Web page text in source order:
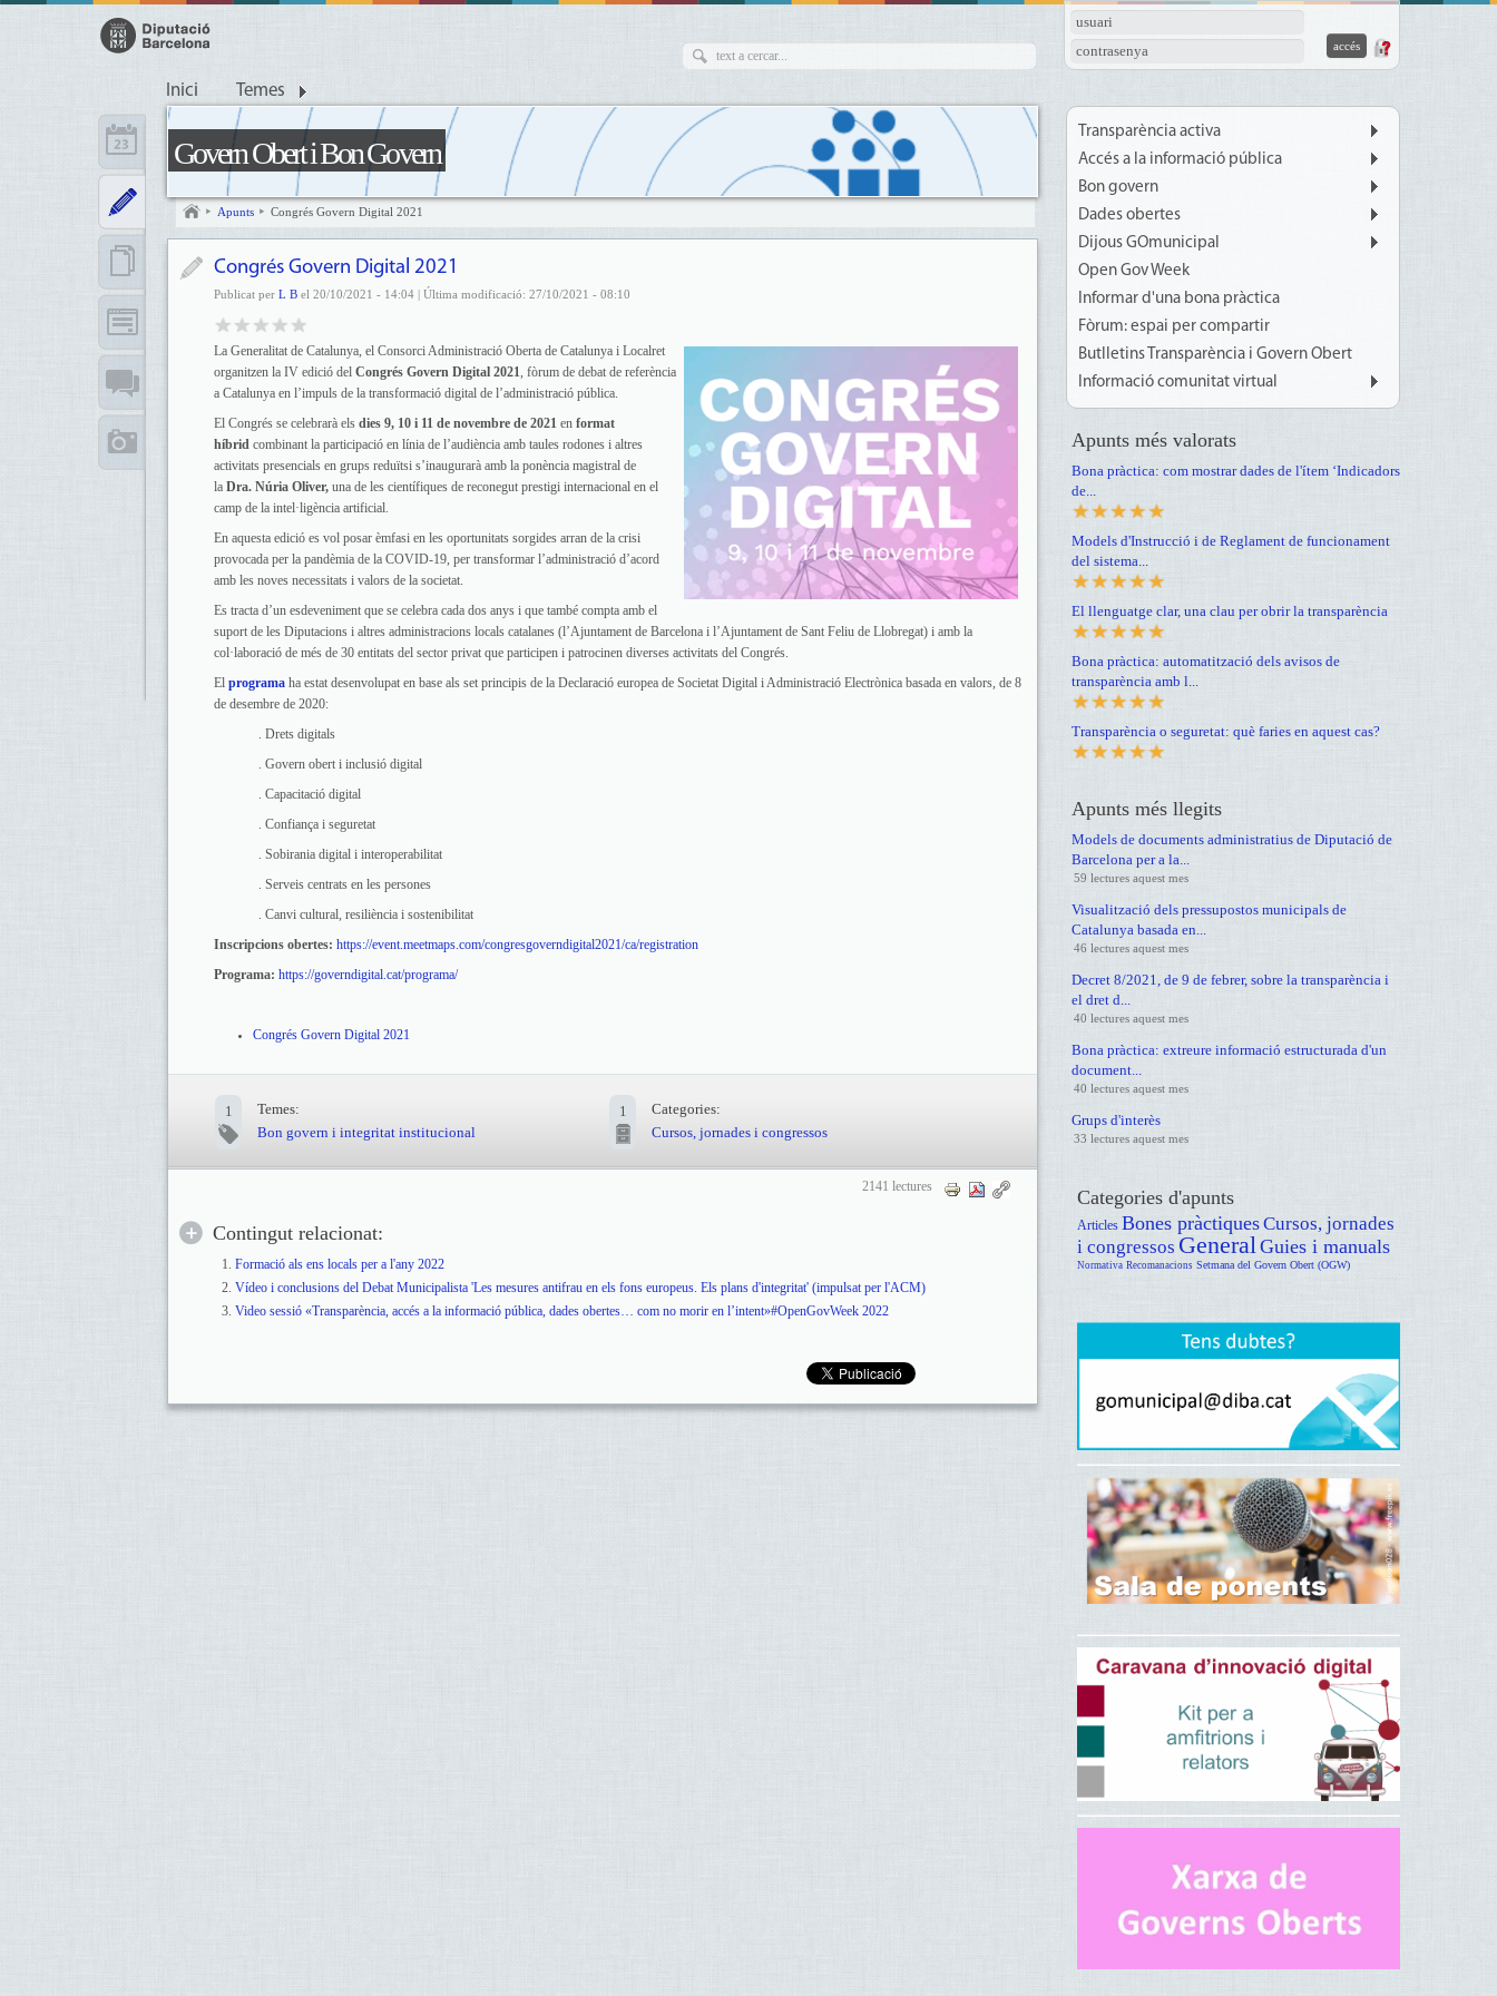
usuari
contrasenya
Inici Temes
Govern Obert i Bon Govern
Apunts Congrés Govern Digital 2021
Congrés Govern Digital 2021
Publicat per L B el 20/10/2021 - 14:04 | Última modificació: 27/10/2021 - 08:10
La Generalitat de Catalunya, el Consorci Administració Oberta de Catalunya i Localret
organitzen la IV edició del Congrés Govern Digital 2021, fòrum de debat de referència
a Catalunya en l’impuls de la transformació digital de l’administració pública.
El Congrés se celebrarà els dies 9, 10 i 11 de novembre de 2021 en format
híbrid combinant la participació en línia de l’audiència amb taules rodones i altres
activitats presencials en grups reduïtsi s’inaugurarà amb la ponència magistral de
la Dra. Núria Oliver, una de les científiques de reconegut prestigi internacional en el
camp de la intel·ligència artificial.
En aquesta edició es vol posar èmfasi en les oportunitats sorgides arran de la crisi
provocada per la pandèmia de la COVID-19, per transformar l’administració d’acord
amb les noves necessitats i valors de la societat.
Es tracta d’un esdeveniment que se celebra cada dos anys i que també compta amb el
suport de les Diputacions i altres administracions locals catalanes (l’Ajuntament de Barcelona i l’Ajuntament de Sant Feliu de Llobregat) i amb la
col·laboració de més de 30 entitats del sector privat que participen i patrocinen diverses activitats del Congrés.
El programa ha estat desenvolupat en base als set principis de la Declaració europea de Societat Digital i Administració Electrònica basada en valors, de 8
de desembre de 2020:
. Drets digitals
. Govern obert i inclusió digital
. Capacitació digital
. Confiança i seguretat
. Sobirania digital i interoperabilitat
. Serveis centrats en les persones
. Canvi cultural, resiliència i sostenibilitat
Inscripcions obertes: https://event.meetmaps.com/congresgoverndigital2021/ca/registration
Programa: https://governdigital.cat/programa/
Congrés Govern Digital 2021
1
Temes:
Bon govern i integritat institucional
1
Categories:
Cursos, jornades i congressos
2141 lectures
Contingut relacionat:
Formació als ens locals per a l'any 2022
Vídeo i conclusions del Debat Municipalista 'Les mesures antifrau en els fons europeus. Els plans d'integritat' (impulsat per l'ACM)
Video sessió «Transparència, accés a la informació pública, dades obertes… com no morir en l’intent»#OpenGovWeek 2022
Transparència activa
Accés a la informació pública
Bon govern
Dades obertes
Dijous GOmunicipal
Open Gov Week
Informar d'una bona pràctica
Fòrum: espai per compartir
Butlletins Transparència i Govern Obert
Informació comunitat virtual
Apunts més valorats
Bona pràctica: com mostrar dades de l'ítem ‘Indicadors
de...
Models d'Instrucció i de Reglament de funcionament
del sistema...
El llenguatge clar, una clau per obrir la transparència
Bona pràctica: automatització dels avisos de
transparència amb l...
Transparència o seguretat: què faries en aquest cas?
Apunts més llegits
Models de documents administratius de Diputació de
Barcelona per a la...
59 lectures aquest mes
Visualització dels pressupostos municipals de
Catalunya basada en...
46 lectures aquest mes
Decret 8/2021, de 9 de febrer, sobre la transparència i
el dret d...
40 lectures aquest mes
Bona pràctica: extreure informació estructurada d'un
document...
40 lectures aquest mes
Grups d'interès
33 lectures aquest mes
Categories d'apunts
Articles Bones pràctiquesCursos, jornades
i congressos GeneralGuies i manuals
Normativa Recomanacions Setmana del Govern Obert (OGW)